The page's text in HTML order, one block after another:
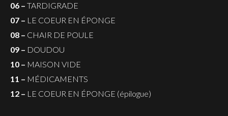
06 – TARDIGRADE
07 – LE COEUR EN ÉPONGE
08 – CHAIR DE POULE
09 – DOUDOU
10 – MAISON VIDE
11 – MÉDICAMENTS
12 – LE COEUR EN ÉPONGE (épilogue)